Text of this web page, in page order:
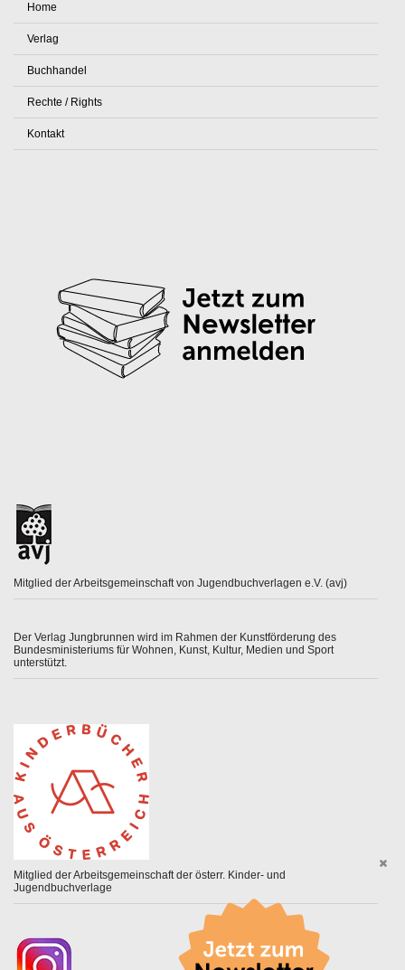
Home
Verlag
Buchhandel
Rechte / Rights
Kontakt
Mitglied der Arbeitsgemeinschaft von Jugendbuchverlagen e.V. (avj)
Der Verlag Jungbrunnen wird im Rahmen der Kunstförderung des
Bundesministeriums für Wohnen, Kunst, Kultur, Medien und Sport
unterstützt.
Mitglied der Arbeitsgemeinschaft der österr. Kinder- und
Jugendbuchverlage